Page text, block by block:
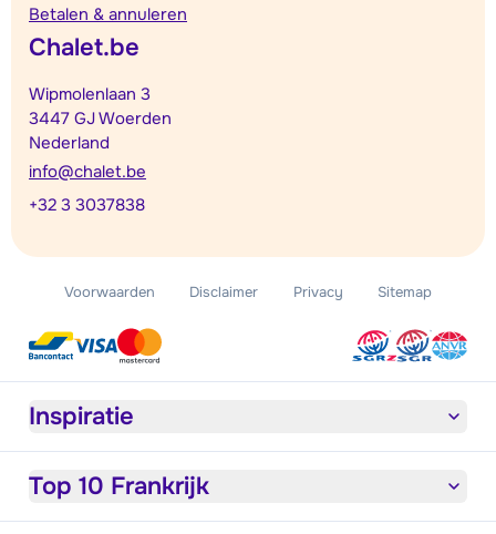
Betalen & annuleren
Chalet.be
Wipmolenlaan 3
3447 GJ Woerden
Nederland
info@chalet.be
+32 3 3037838
Voorwaarden Disclaimer Privacy Sitemap
Inspiratie
Top 10 Frankrijk